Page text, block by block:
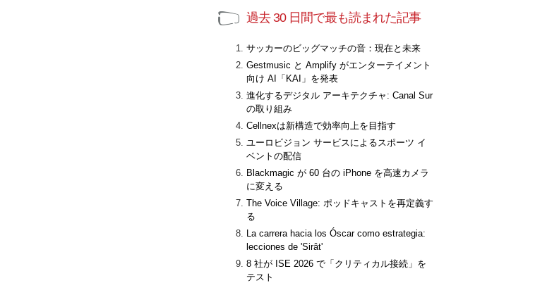
過去 30 日間で最も読まれた記事
サッカーのビッグマッチの音：現在と未来
Gestmusic と Amplify がエンターテイメント
向け AI「KAI」を発表
進化するデジタル アーキテクチャ: Canal Sur
の取り組み
Cellnexは新構造で効率向上を目指す
ユーロビジョン サービスによるスポーツ イ
ベントの配信
Blackmagic が 60 台の iPhone を高速カメラ
に変える
The Voice Village: ポッドキャストを再定義す
る
La carrera hacia los Óscar como estrategia:
lecciones de 'Sirât'
8 社が ISE 2026 で「クリティカル接続」を
テスト